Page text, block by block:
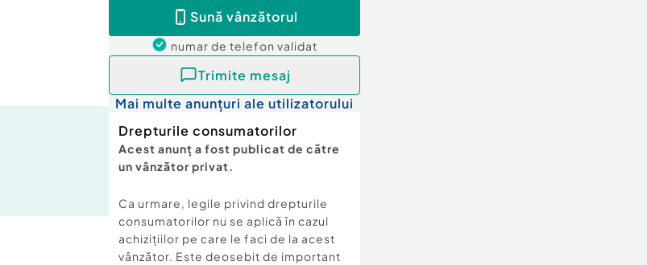
Sună vânzătorul
numar de telefon validat
Trimite mesaj
Mai multe anunțuri ale utilizatorului
Drepturile consumatorilor
Acest anunț a fost publicat de către
un vânzător privat.
Ca urmare, legile privind drepturile
consumatorilor nu se aplică în cazul
achizițiilor pe care le faci de la acest
vânzător. Este deosebit de important